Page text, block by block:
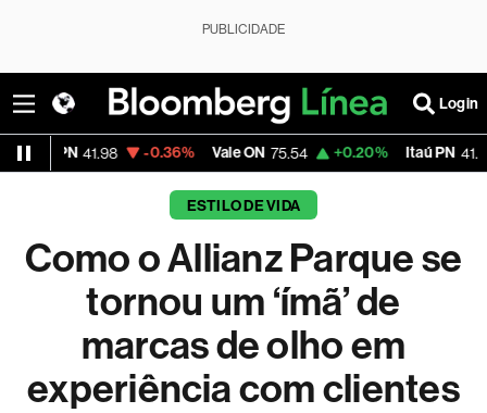
PUBLICIDADE
Login
-0.36% Vale ON 75.54 +0.20% Itaú PN 41.37 -1.10%
ESTILO DE VIDA
Como o Allianz Parque se
tornou um ‘ímã’ de
marcas de olho em
experiência com clientes